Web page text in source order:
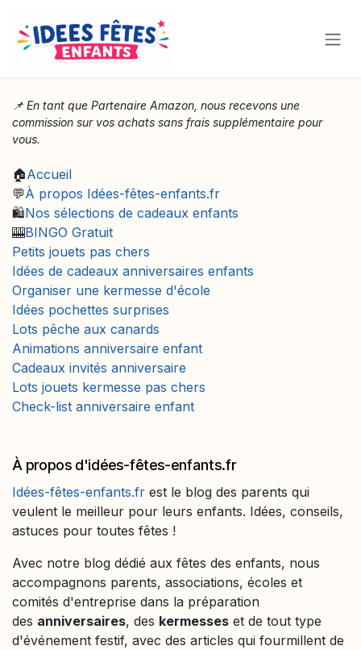
📌 En tant que Partenaire Amazon, nous recevons une
commission sur vos achats sans frais supplémentaire pour
vous.
🏠Accueil
💬À propos Idées-fêtes-enfants.fr
🛍️Nos sélections de cadeaux enfants
🎰BINGO Gratuit
Petits jouets pas chers
Idées de cadeaux anniversaires enfants
Organiser une kermesse d'école
Idées pochettes surprises
Lots pêche aux canards
Animations anniversaire enfant
Cadeaux invités anniversaire
Lots jouets kermesse pas chers
Check-list anniversaire enfant
À propos d'idées-fêtes-enfants.fr
Idées-fêtes-enfants.fr est le blog des parents qui
veulent le meilleur pour leurs enfants. Idées, conseils,
astuces pour toutes fêtes !
Avec notre blog dédié aux fêtes des enfants, nous
accompagnons parents, associations, écoles et
comités d'entreprise dans la préparation
des anniversaires, des kermesses et de tout type
d'événement festif, avec des articles qui fourmillent de